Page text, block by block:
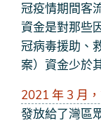
冠疫情期間客
資金是對那些
冠病毒援助、
案）資金少於
2021 年 3 月
發放給了灣區